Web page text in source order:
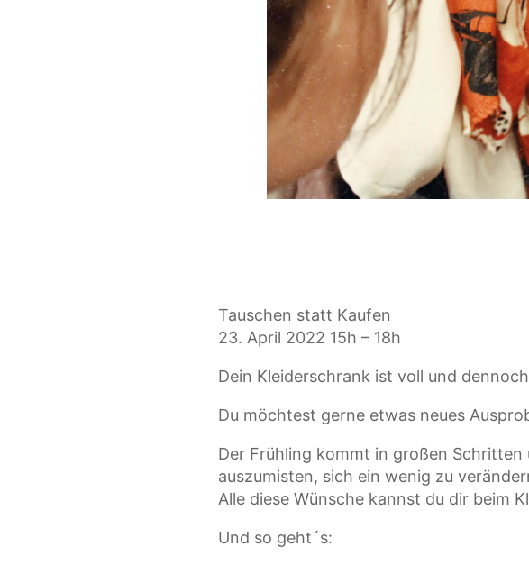
Tauschen statt Kaufen
23. April 2022 15h – 18h
Dein Kleiderschrank ist voll und
Du möchtest gerne etwas neues
Der Frühling kommt in großen
auszumisten, sich ein wenig zu
Alle diese Wünsche kannst du dir beim
Und so geht´s: